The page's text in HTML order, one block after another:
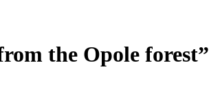
the Opole forest”